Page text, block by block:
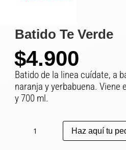
Batido Te Verde
$4.900
Batido de la linea cuídate, a
naranja y yerbabuena. Viene
y 700 ml.
Haz aquí tu